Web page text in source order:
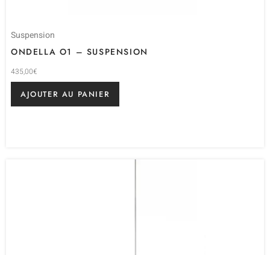
Suspension
ONDELLA O1 – SUSPENSION
435,00€
AJOUTER AU PANIER